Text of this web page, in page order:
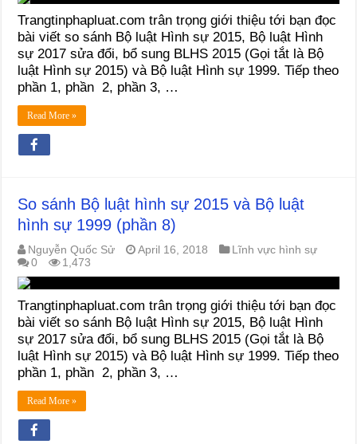
Trangtinphapluat.com trân trọng giới thiệu tới bạn đọc
bài viết so sánh Bộ luật Hình sự 2015, Bộ luật Hình
sự 2017 sửa đổi, bổ sung BLHS 2015 (Gọi tắt là Bộ
luật Hình sự 2015) và Bộ luật Hình sự 1999. Tiếp theo
phần 1, phần 2, phần 3, …
Read More »
So sánh Bộ luật hình sự 2015 và Bộ luật
hình sự 1999 (phần 8)
Nguyễn Quốc Sử April 16, 2018
Lĩnh vực hình sự
0
1,473
Trangtinphapluat.com trân trọng giới thiệu tới bạn đọc
bài viết so sánh Bộ luật Hình sự 2015, Bộ luật Hình
sự 2017 sửa đổi, bổ sung BLHS 2015 (Gọi tắt là Bộ
luật Hình sự 2015) và Bộ luật Hình sự 1999. Tiếp theo
phần 1, phần 2, phần 3, …
Read More »